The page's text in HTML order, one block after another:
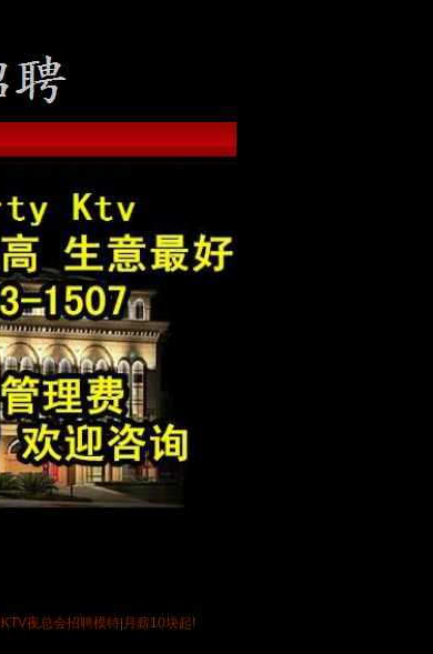
夜总会招聘模特|月薪10块起!